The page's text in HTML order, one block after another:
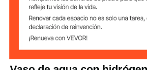
Peso 0,7 libras / 0,3
Dimensiones